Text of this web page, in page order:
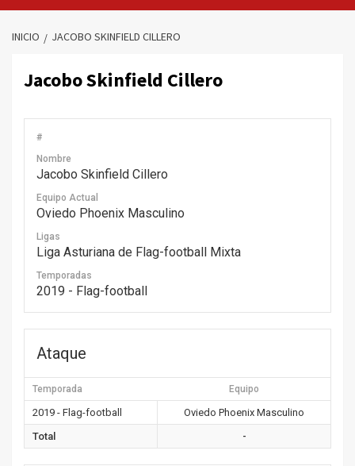
INICIO JACOBO SKINFIELD CILLERO
Jacobo Skinfield Cillero
#
Nombre
Jacobo Skinfield Cillero
Equipo Actual
Oviedo Phoenix Masculino
Ligas
Liga Asturiana de Flag-football Mixta
Temporadas
2019 - Flag-football
Ataque
Temporada Equipo
2019 - Flag-football
Oviedo Phoenix Masculino
Total
-